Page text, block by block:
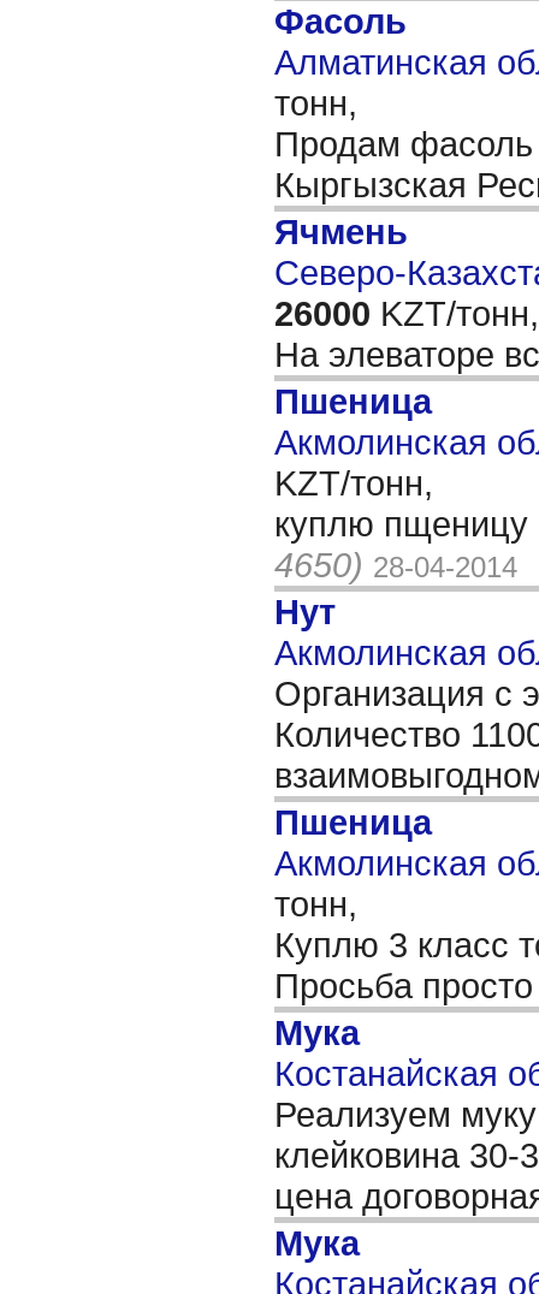
Фасоль
Алматинская
тонн,
Продам фасоль
Кыргызская
Ячмень
Северо-
26000 KZT/тонн,
На элеваторе
Пшеница
Акмолинская
KZT/тонн,
куплю
4650) 28-04-2014
Нут
Акмолинская
Организация с
Количество
Пшеница
Акмолинская
тонн,
Куплю 3 класс
Просьба
Мука
Костанайская
Реализуем
клейковина
цена
Мука
Костанайская